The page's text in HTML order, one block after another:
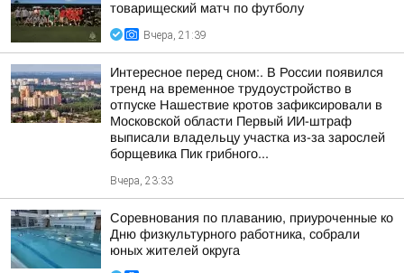
товарищеский матч по футболу
Вчера, 21:39
Интересное перед сном:. В России появился
тренд на временное трудоустройство в
отпуске Нашествие кротов зафиксировали в
Московской области Первый ИИ-штраф
выписали владельцу участка из-за зарослей
борщевика Пик грибного...
Вчера, 23:33
Соревнования по плаванию, приуроченные ко
Дню физкультурного работника, собрали
юных жителей округа